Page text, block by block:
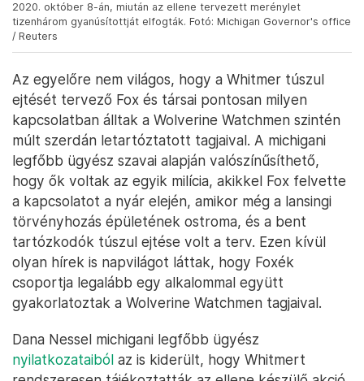
2020. október 8-án, miután az ellene tervezett merénylet
tizenhárom gyanúsítottját elfogták. Fotó: Michigan Governor's office
/ Reuters
Az egyelőre nem világos, hogy a Whitmer túszul
ejtését tervező Fox és társai pontosan milyen
kapcsolatban álltak a Wolverine Watchmen szintén
múlt szerdán letartóztatott tagjaival. A michigani
legfőbb ügyész szavai alapján valószínűsíthető,
hogy ők voltak az egyik milícia, akikkel Fox felvette
a kapcsolatot a nyár elején, amikor még a lansingi
törvényhozás épületének ostroma, és a bent
tartózkodók túszul ejtése volt a terv. Ezen kívül
olyan hírek is napvilágot láttak, hogy Foxék
csoportja legalább egy alkalommal együtt
gyakorlatoztak a Wolverine Watchmen tagjaival.
Dana Nessel michigani legfőbb ügyész
nyilatkozataiból az is kiderült, hogy Whitmert